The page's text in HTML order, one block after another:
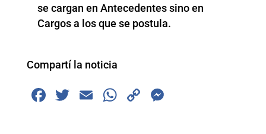
se cargan en Antecedentes sino en
Cargos a los que se postula.
Compartí la noticia
F
T
E
W
C